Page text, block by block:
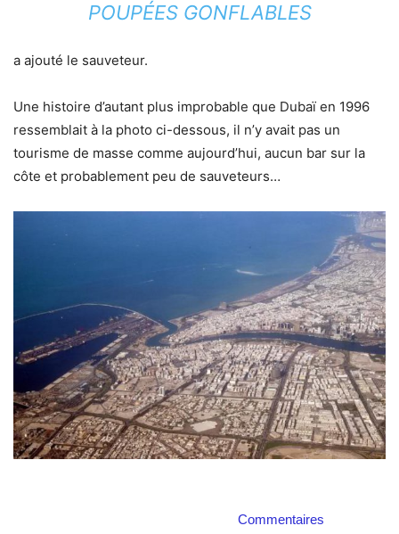
POUPÉES GONFLABLES
a ajouté le sauveteur.
Une histoire d’autant plus improbable que Dubaï en 1996
ressemblait à la photo ci-dessous, il n’y avait pas un
tourisme de masse comme aujourd’hui, aucun bar sur la
côte et probablement peu de sauveteurs…
Commentaires